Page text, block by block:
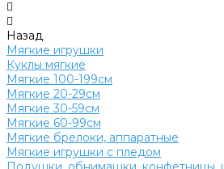
Назад
Мягкие игрушки
Куклы мягкие
Мягкие 100-199см
Мягкие 20-29см
Мягкие 30-59см
Мягкие 60-99см
Мягкие брелоки, аппаратные
Мягкие игрушки с пледом